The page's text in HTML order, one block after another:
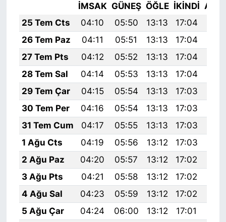
İMSAK GÜNEŞ ÖĞLE İKINDI
25 Tem Cts
04:10 05:50 13:13 17:04
26 Tem Paz
04:11 05:51 13:13 17:04
27 Tem Pts
04:12 05:52 13:13 17:04
28 Tem Sal
04:14 05:53 13:13 17:04
29 Tem Çar
04:15 05:54 13:13 17:03
30 Tem Per
04:16 05:54 13:13 17:03
31 Tem Cum
04:17 05:55 13:13 17:03
1 Ağu Cts
04:19 05:56 13:12 17:03
2 Ağu Paz
04:20 05:57 13:12 17:02
3 Ağu Pts
04:21 05:58 13:12 17:02
4 Ağu Sal
04:23 05:59 13:12 17:02
5 Ağu Çar
04:24 06:00 13:12 17:01